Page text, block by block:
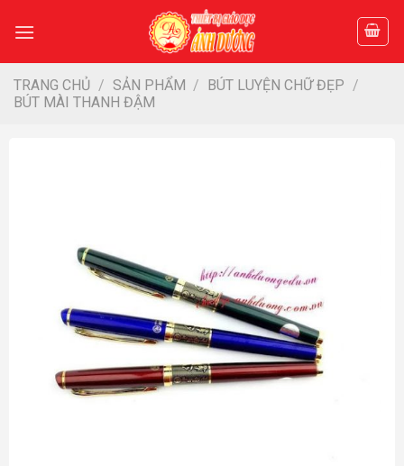
TRANG CHỦ / SẢN PHẨM / BÚT LUYỆN CHỮ ĐẸP /
BÚT MÀI THANH ĐẬM